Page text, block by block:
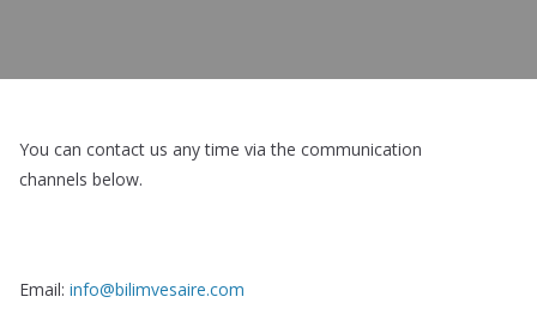
You can contact us any time via the communication
channels below.
Email: info@bilimvesaire.com